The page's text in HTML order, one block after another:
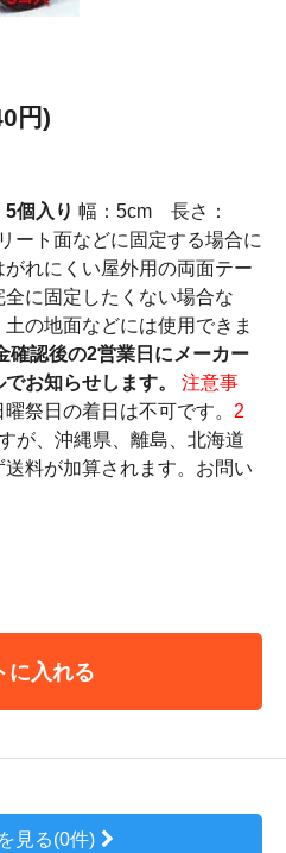
円)
個入り 幅：5cm 長さ：
ート面などに固定する場合に
れにくい屋外用の両面テー
に固定したくない場合な
の地面などには使用できま
確認後の2営業日にメーカー
お知らせします。
注意事
祭日の着日は不可です。 2
が、沖縄県、離島、北海道
料が加算されます。お問い
に入れる
見る(0件)